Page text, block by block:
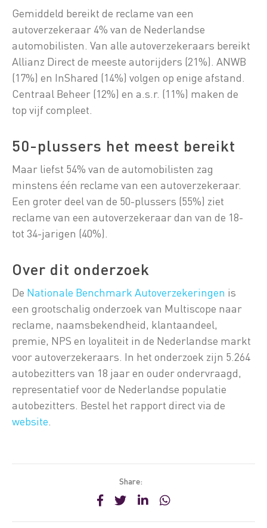
Gemiddeld bereikt de reclame van een
autoverzekeraar 4% van de Nederlandse
automobilisten. Van alle autoverzekeraars bereikt
Allianz Direct de meeste autorijders (21%). ANWB
(17%) en InShared (14%) volgen op enige afstand.
Centraal Beheer (12%) en a.s.r. (11%) maken de
top vijf compleet.
50-plussers het meest bereikt
Maar liefst 54% van de automobilisten zag
minstens één reclame van een autoverzekeraar.
Een groter deel van de 50-plussers (55%) ziet
reclame van een autoverzekeraar dan van de 18-
tot 34-jarigen (40%).
Over dit onderzoek
De Nationale Benchmark Autoverzekeringen is
een grootschalig onderzoek van Multiscope naar
reclame, naamsbekendheid, klantaandeel,
premie, NPS en loyaliteit in de Nederlandse markt
voor autoverzekeraars. In het onderzoek zijn 5.264
autobezitters van 18 jaar en ouder ondervraagd,
representatief voor de Nederlandse populatie
autobezitters. Bestel het rapport direct via de
website
Share: